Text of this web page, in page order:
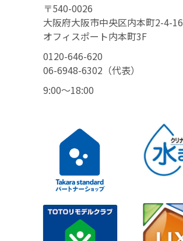
〒540-0026
大阪府大阪市中央区内本町2-4-16
オフィスポート内本町3F
0120-646-620
06-6948-6302（代表）
9:00〜18:00